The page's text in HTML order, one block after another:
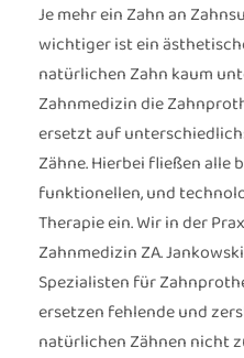
Je mehr ein Zahn an
wichtiger ist ein
natürlichen Zahn kaum
Zahnmedizin die
ersetzt auf
Zähne. Hierbei fließen alle
funktionellen, und
Therapie ein. Wir in der
Zahnmedizin ZA.
Spezialisten für
ersetzen fehlende und
natürlichen Zähnen nicht